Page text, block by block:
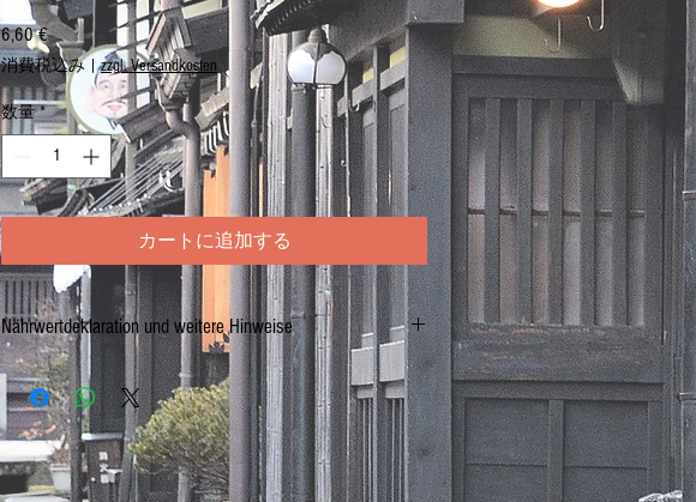
6,60 €価
格
消費税込み|zzgl. Versandkosten
数量 *
カートに追加する
Nährwertdeklaration und weitere Hinweise
Hergestellt in JAPAN